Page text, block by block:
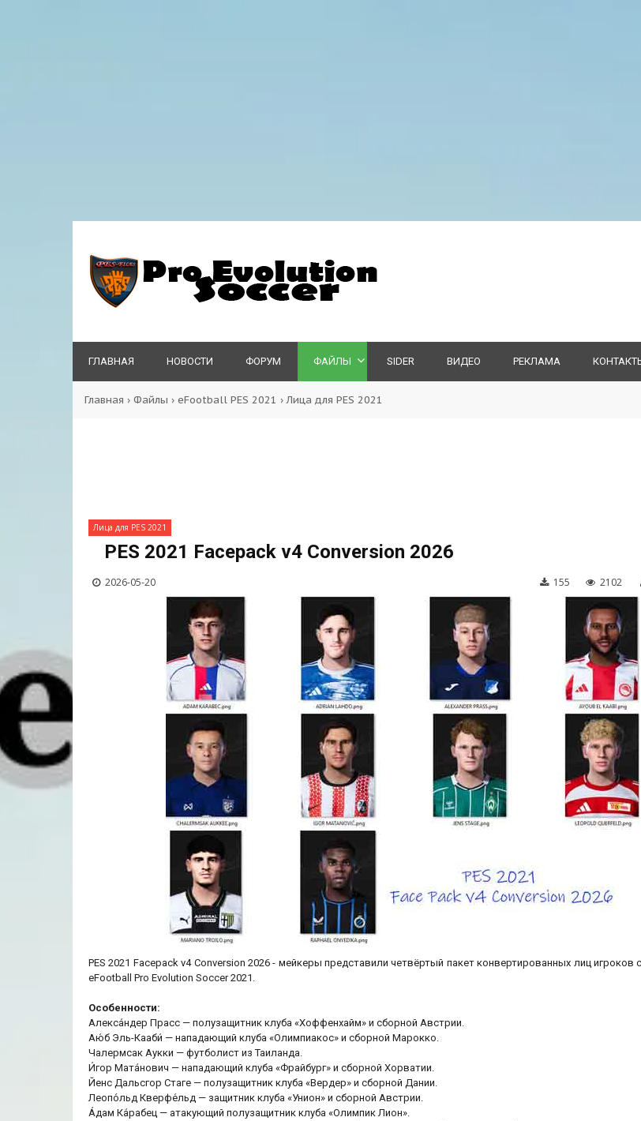
ГЛАВНАЯ НОВОСТИ ФОРУМ ФАЙЛЫ SIDER ВИДЕО РЕКЛАМА
Главная › Файлы › eFootball PES 2021 ›Лица для PES 2021
Лица для PES 2021
PES 2021 Facepack v4 Conversion 2026
2026-05-20 155 2102
PES 2021 Facepack v4 Conversion 2026 - мейкеры представили четвёртый пакет конвертированных лиц игроков
eFootball Pro Evolution Soccer 2021.
Особенности:
Алекса́ндер Прасс — полузащитник клуба «Хоффенхайм» и сборной Австрии.
Аю́б Эль-Кааби́ — нападающий клуба «Олимпиакос» и сборной Марокко.
Чалермсак Аукки — футболист из Таиланда.
И́гор Мата́нович — нападающий клуба «Фрайбург» и сборной Хорватии.
Йенс Дальсгор Стаге — полузащитник клуба «Вердер» и сборной Дании.
Леопо́льд Кверфе́льд — защитник клуба «Унион» и сборной Австрии.
А́дам Ка́рабец — атакующий полузащитник клуба «Олимпик Лион».